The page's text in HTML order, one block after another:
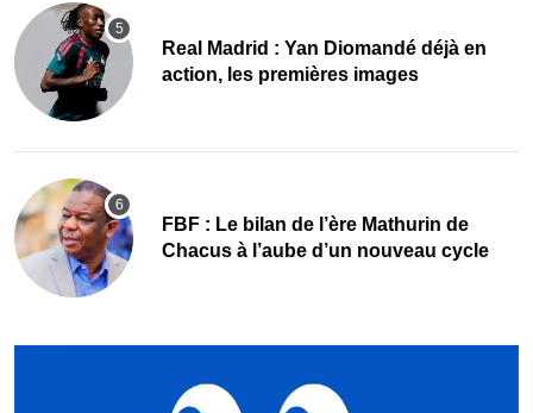
Real Madrid : Yan Diomandé déjà en
action, les premières images
FBF : Le bilan de l’ère Mathurin de
Chacus à l’aube d’un nouveau cycle